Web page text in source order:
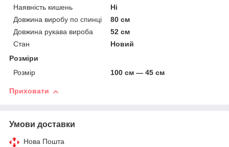
Наявність кишень
Ні
Довжина виробу по спинці
80 см
Довжина рукава вироба
52 см
Стан
Новий
Розміри
Розмір
100 см — 45 см
Приховати
Умови доставки
Нова Пошта